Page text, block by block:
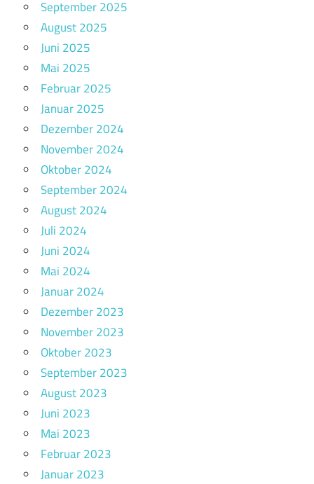
September 2025
August 2025
Juni 2025
Mai 2025
Februar 2025
Januar 2025
Dezember 2024
November 2024
Oktober 2024
September 2024
August 2024
Juli 2024
Juni 2024
Mai 2024
Januar 2024
Dezember 2023
November 2023
Oktober 2023
September 2023
August 2023
Juni 2023
Mai 2023
Februar 2023
Januar 2023